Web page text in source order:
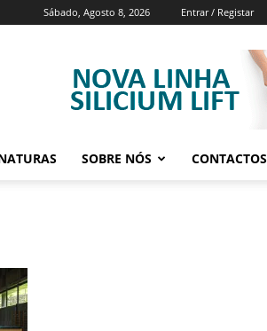
Sábado, Agosto 8, 2026 Entrar / Registar
SOBRE NÓS CONTACTOS